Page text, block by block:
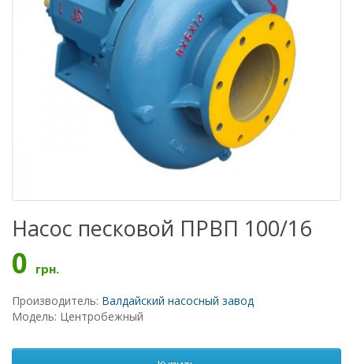
Насос песковой ПРВП 100/16
0 грн.
Производитель: Валдайский насосный завод
Модель: Центробежный